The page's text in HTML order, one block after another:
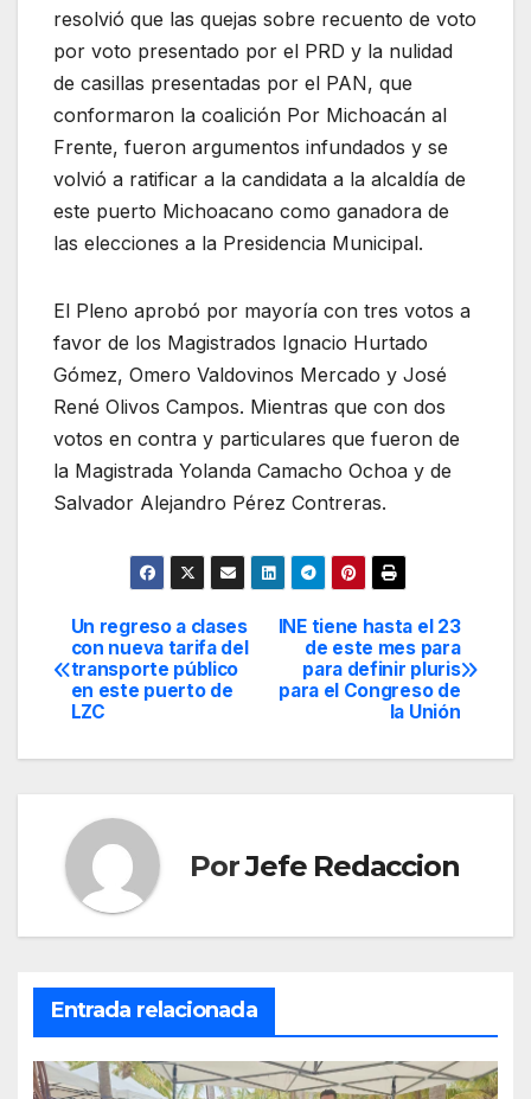
resolvió que las quejas sobre recuento de voto
por voto presentado por el PRD y la nulidad
de casillas presentadas por el PAN, que
conformaron la coalición Por Michoacán al
Frente, fueron argumentos infundados y se
volvió a ratificar a la candidata a la alcaldía de
este puerto Michoacano como ganadora de
las elecciones a la Presidencia Municipal.
El Pleno aprobó por mayoría con tres votos a
favor de los Magistrados Ignacio Hurtado
Gómez, Omero Valdovinos Mercado y José
René Olivos Campos. Mientras que con dos
votos en contra y particulares que fueron de
la Magistrada Yolanda Camacho Ochoa y de
Salvador Alejandro Pérez Contreras.
Navegación
de
INE tiene hasta el 23
de este mes para
para definir pluris
para el Congreso de
la Unión
Un regreso a clases
con nueva tarifa del
transporte público
en este puerto de
LZC
PorJefe Redaccion
Entrada relacionada